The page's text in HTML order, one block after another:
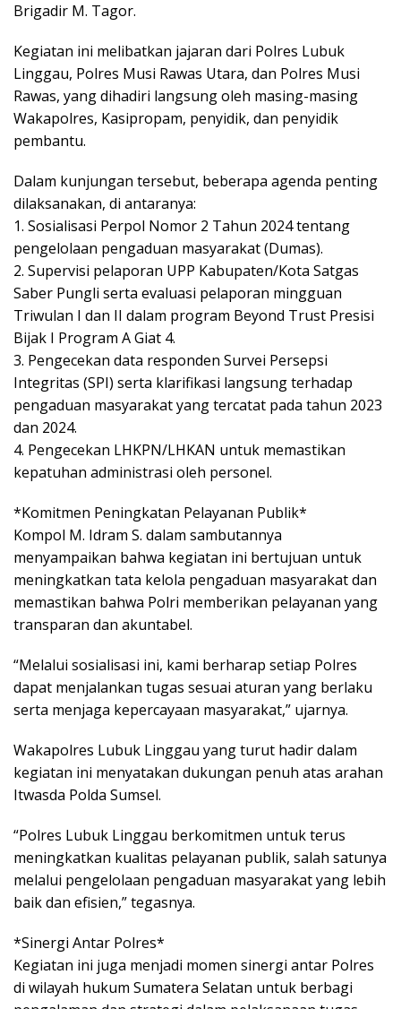
Brigadir M. Tagor.
Kegiatan ini melibatkan jajaran dari Polres Lubuk
Linggau, Polres Musi Rawas Utara, dan Polres Musi
Rawas, yang dihadiri langsung oleh masing-masing
Wakapolres, Kasipropam, penyidik, dan penyidik
pembantu.
Dalam kunjungan tersebut, beberapa agenda penting
dilaksanakan, di antaranya:
1. Sosialisasi Perpol Nomor 2 Tahun 2024 tentang
pengelolaan pengaduan masyarakat (Dumas).
2. Supervisi pelaporan UPP Kabupaten/Kota Satgas
Saber Pungli serta evaluasi pelaporan mingguan
Triwulan I dan II dalam program Beyond Trust Presisi
Bijak I Program A Giat 4.
3. Pengecekan data responden Survei Persepsi
Integritas (SPI) serta klarifikasi langsung terhadap
pengaduan masyarakat yang tercatat pada tahun 2023
dan 2024.
4. Pengecekan LHKPN/LHKAN untuk memastikan
kepatuhan administrasi oleh personel.
*Komitmen Peningkatan Pelayanan Publik*
Kompol M. Idram S. dalam sambutannya
menyampaikan bahwa kegiatan ini bertujuan untuk
meningkatkan tata kelola pengaduan masyarakat dan
memastikan bahwa Polri memberikan pelayanan yang
transparan dan akuntabel.
“Melalui sosialisasi ini, kami berharap setiap Polres
dapat menjalankan tugas sesuai aturan yang berlaku
serta menjaga kepercayaan masyarakat,” ujarnya.
Wakapolres Lubuk Linggau yang turut hadir dalam
kegiatan ini menyatakan dukungan penuh atas arahan
Itwasda Polda Sumsel.
“Polres Lubuk Linggau berkomitmen untuk terus
meningkatkan kualitas pelayanan publik, salah satunya
melalui pengelolaan pengaduan masyarakat yang lebih
baik dan efisien,” tegasnya.
*Sinergi Antar Polres*
Kegiatan ini juga menjadi momen sinergi antar Polres
di wilayah hukum Sumatera Selatan untuk berbagi